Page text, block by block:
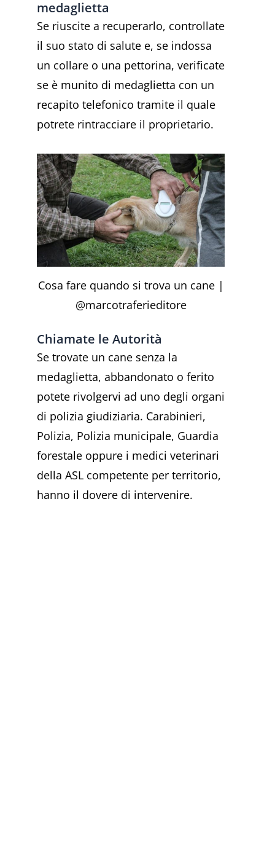
medaglietta
Se riuscite a recuperarlo, controllate
il suo stato di salute e, se indossa
un collare o una pettorina, verificate
se è munito di medaglietta con un
recapito telefonico tramite il quale
potrete rintracciare il proprietario.
Cosa fare quando si trova un cane |
@marcotraferieditore
Chiamate le Autorità
Se trovate un cane senza la
medaglietta, abbandonato o ferito
potete rivolgervi ad uno degli organi
di polizia giudiziaria. Carabinieri,
Polizia, Polizia municipale, Guardia
forestale oppure i medici veterinari
della ASL competente per territorio,
hanno il dovere di intervenire.